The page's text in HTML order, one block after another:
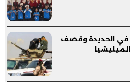
في الحديدة وقصف